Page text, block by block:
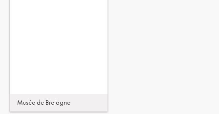
Musée de Bretagne